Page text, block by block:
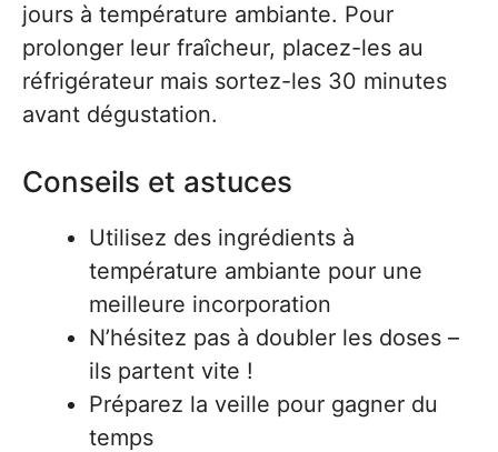
jours à température ambiante. Pour
prolonger leur fraîcheur, placez-les au
réfrigérateur mais sortez-les 30 minutes
avant dégustation.
Conseils et astuces
Utilisez des ingrédients à
température ambiante pour une
meilleure incorporation
N’hésitez pas à doubler les doses –
ils partent vite !
Préparez la veille pour gagner du
temps